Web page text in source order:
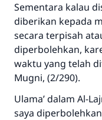
Sementara kalau
diberikan kepada
secara terpisah
diperbolehkan,
waktu yang telah
Mugni, (2/290).
Ulama’ dalam Al-
saya